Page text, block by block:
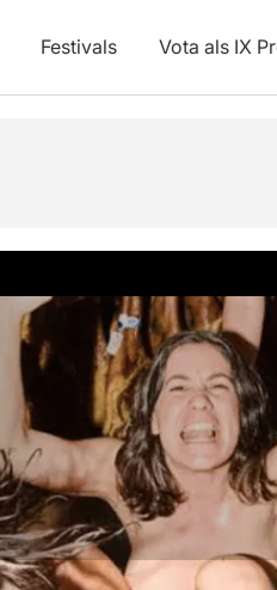
Festivals Vota als IX